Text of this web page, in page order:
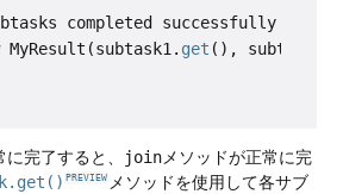
completed successfully
MyResult(subtask1.
get (), subtask2.
完了すると、 joinメソッドが正常に完
PREVIEW メソッドを使用して各サブ